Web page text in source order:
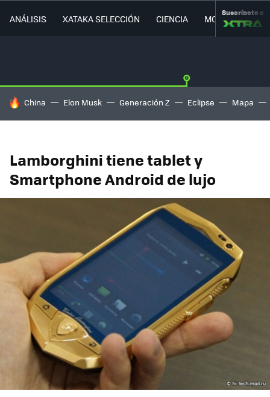
ANÁLISIS XATAKA SELECCIÓN CIENCIA MOVILIDAD
Suscríbete a
HOY SE HABLA DE
China Elon Musk Generación Z Eclipse Mapa
Lamborghini tiene tablet y
Smartphone Android de lujo